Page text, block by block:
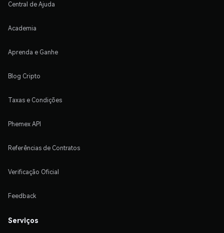
Central de Ajuda
Academia
Aprenda e Ganhe
Blog Cripto
Taxas e Condições
Phemex API
Referências de Contratos
Verificação Oficial
Feedback
Serviços